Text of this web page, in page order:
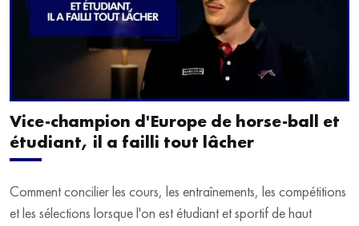
Vice-champion d'Europe de horse-ball et
étudiant, il a failli tout lâcher
Comment concilier les cours, les entraînements, les compétitions
et les sélections lorsque l'on est étudiant et sportif de haut